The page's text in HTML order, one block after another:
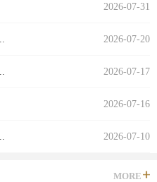
2026-07-31
2026-07-20
2026-07-17
2026-07-16
2026-07-10
MORE